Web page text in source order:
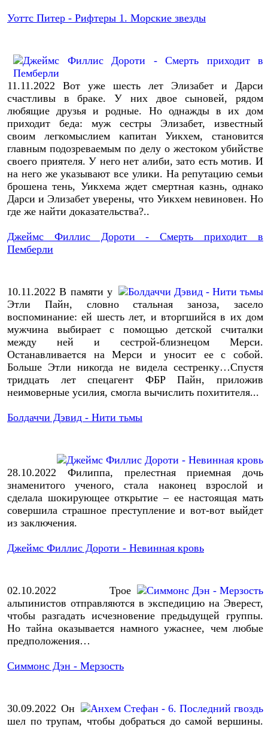
Уоттс Питер - Рифтеры 1. Морские звезды
11.11.2022
Вот уже шесть лет Элизабет и Дарси
счастливы в браке. У них двое сыновей, рядом
любящие друзья и родные. Но однажды в их дом
приходит беда: муж сестры Элизабет, известный
своим легкомыслием капитан Уикхем, становится
главным подозреваемым по делу о жестоком убийстве
своего приятеля. У него нет алиби, зато есть мотив. И
на него же указывают все улики. На репутацию семьи
брошена тень, Уикхема ждет смертная казнь, однако
Дарси и Элизабет уверены, что Уикхем невиновен. Но
где же найти доказательства?..
Джеймс Филлис Дороти - Смерть приходит в
Пемберли
10.11.2022 В памяти у
Этли Пайн, словно стальная заноза, засело
воспоминание: ей шесть лет, и вторгшийся в их дом
мужчина выбирает с помощью детской считалки
между ней и сестрой-близнецом Мерси.
Останавливается на Мерси и уносит ее с собой.
Больше Этли никогда не видела сестренку…Спустя
тридцать лет спецагент ФБР Пайн, приложив
неимоверные усилия, смогла вычислить похитителя...
Болдаччи Дэвид - Нити тьмы
28.10.2022
Филиппа, прелестная приемная дочь
знаменитого ученого, стала наконец взрослой и
сделала шокирующее открытие – ее настоящая мать
совершила страшное преступление и вот-вот выйдет
из заключения.
Джеймс Филлис Дороти - Невинная кровь
02.10.2022 Трое
альпинистов отправляются в экспедицию на Эверест,
чтобы разгадать исчезновение предыдущей группы.
Но тайна оказывается намного ужаснее, чем любые
предположения…
Симмонс Дэн - Мерзость
30.09.2022 Он
шел по трупам, чтобы добраться до самой вершины.